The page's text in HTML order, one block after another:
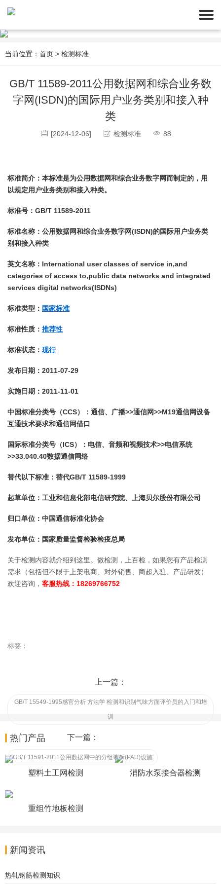
当前位置： 首页 > 检测标准
GB/T 11589-2011公用数据网和综合业务数
字网(ISDN)的国际用户业务类别和接入种
类
[2024-12-06] 检测标准 88
标准简介：本标准是为公用数据网和综合业务数字网而制定的，用
以规定用户业务类别和接入种类。
标准号：GB/T 11589-2011
标准名称：公用数据网和综合业务数字网(ISDN)的国际用户业务类
别和接入种类
英文名称：International user classes of service in,and
categories of access to,public data networks and integrated
services digital networks(ISDNs)
标准类型： 国家标准
标准性质： 推荐性
标准状态： 现行
发布日期：2011-07-29
实施日期：2011-11-01
中国标准分类号（CCS）：通信、广播>>通信网>>M19通信网设备
互通技术要求和通信网借口
国际标准分类号（ICS）：电信、音频和视频技术>>电信系统
>>33.040.40数据通信网络
替代以下标准：替代GB/T 11589-1999
起草单位：工业和信息化部电信研究院、上海贝尔股份有限公司
归口单位：中国通信标准化协会
发布单位：国家质量监督检验检疫总局
关于检测内容就介绍到这里。做检测，上百检，如果您有产品检测
需求（包括但不限于上架电商、对外销售、商超入驻、产品研发）
欢迎咨询， 客服热线：18269766752
标签：
上一篇：
GB/T 15549-1995感官分析 方法学 检测和识别气味方面评价员的入门和培
训
下一篇：
GB/T 11591-2011公用数据网中的分组装拆(PAD)设施
热门产品
塑料土工网检测 消防水泵接合器检测
重组竹地板检测
新闻资讯
热轧钢筋检测知识